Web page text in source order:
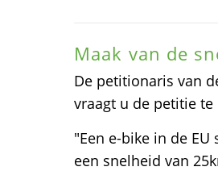
Maak van de
De petitionaris van
vraagt u de petitie
"Een e-bike in de
een snelheid van